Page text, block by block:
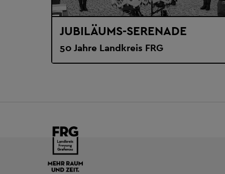
JUBILÄUMS-SERENADE
50 Jahre Landkreis FRG